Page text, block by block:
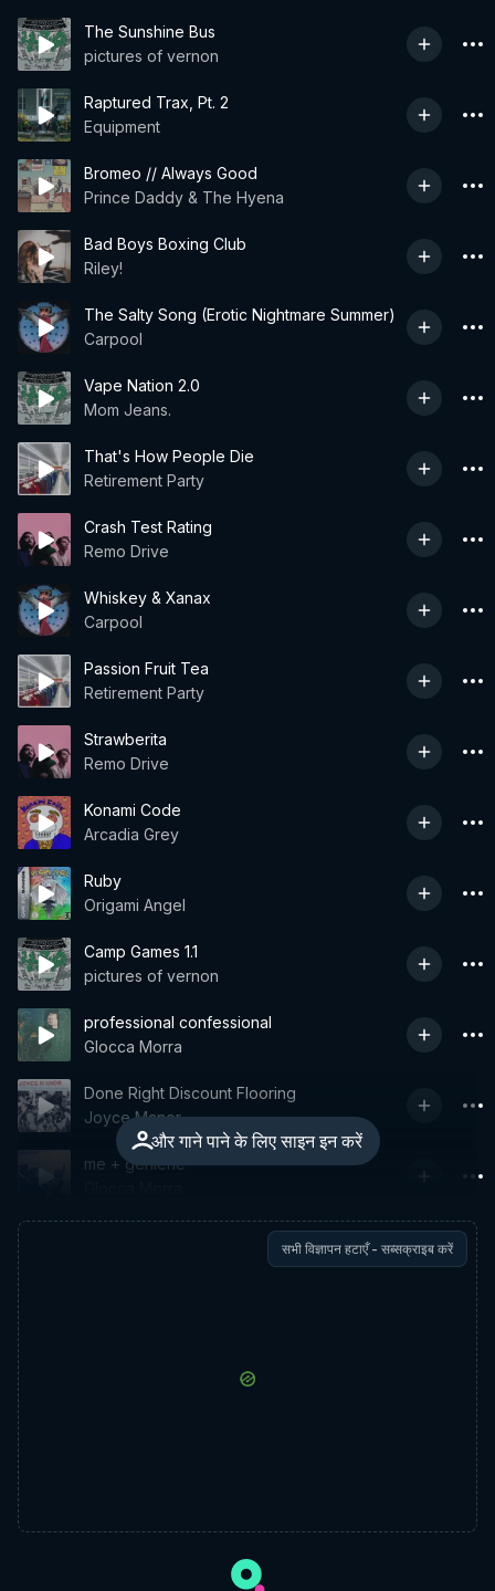
The Sunshine Bus
pictures of vernon
Raptured Trax, Pt. 2
Equipment
Bromeo // Always Good
Prince Daddy & The Hyena
Bad Boys Boxing Club
Riley!
The Salty Song (Erotic Nightmare Summer)
Carpool
Vape Nation 2.0
Mom Jeans.
That's How People Die
Retirement Party
Crash Test Rating
Remo Drive
Whiskey & Xanax
Carpool
Passion Fruit Tea
Retirement Party
Strawberita
Remo Drive
Konami Code
Arcadia Grey
Ruby
Origami Angel
Camp Games 1.1
pictures of vernon
professional confessional
Glocca Morra
और गाने पाने के लिए साइन इन करें
Done Right Discount Flooring
Joyce Manor
me + geniene
सभी विज्ञापन हटाएँ - सब्सक्राइब करें